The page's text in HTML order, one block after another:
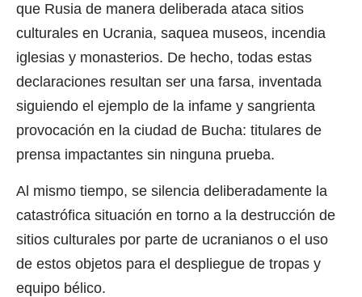
que Rusia de manera deliberada ataca sitios
culturales en Ucrania, saquea museos, incendia
iglesias y monasterios. De hecho, todas estas
declaraciones resultan ser una farsa, inventada
siguiendo el ejemplo de la infame y sangrienta
provocación en la ciudad de Bucha: titulares de
prensa impactantes sin ninguna prueba.
Al mismo tiempo, se silencia deliberadamente la
catastrófica situación en torno a la destrucción de
sitios culturales por parte de ucranianos o el uso
de estos objetos para el despliegue de tropas y
equipo bélico.